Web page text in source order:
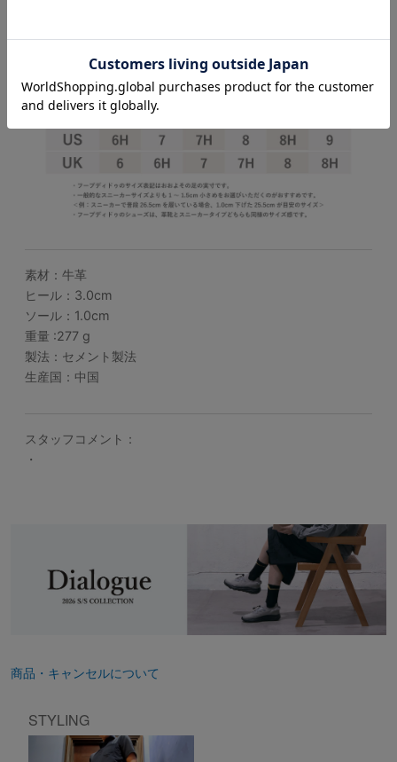
素材：牛革
ヒール：3.0cm
ソール：1.0cm
重量 :277 g
製法：セメント製法
生産国：中国
スタッフコメント：
・
商品・キャンセルについて
STYLING